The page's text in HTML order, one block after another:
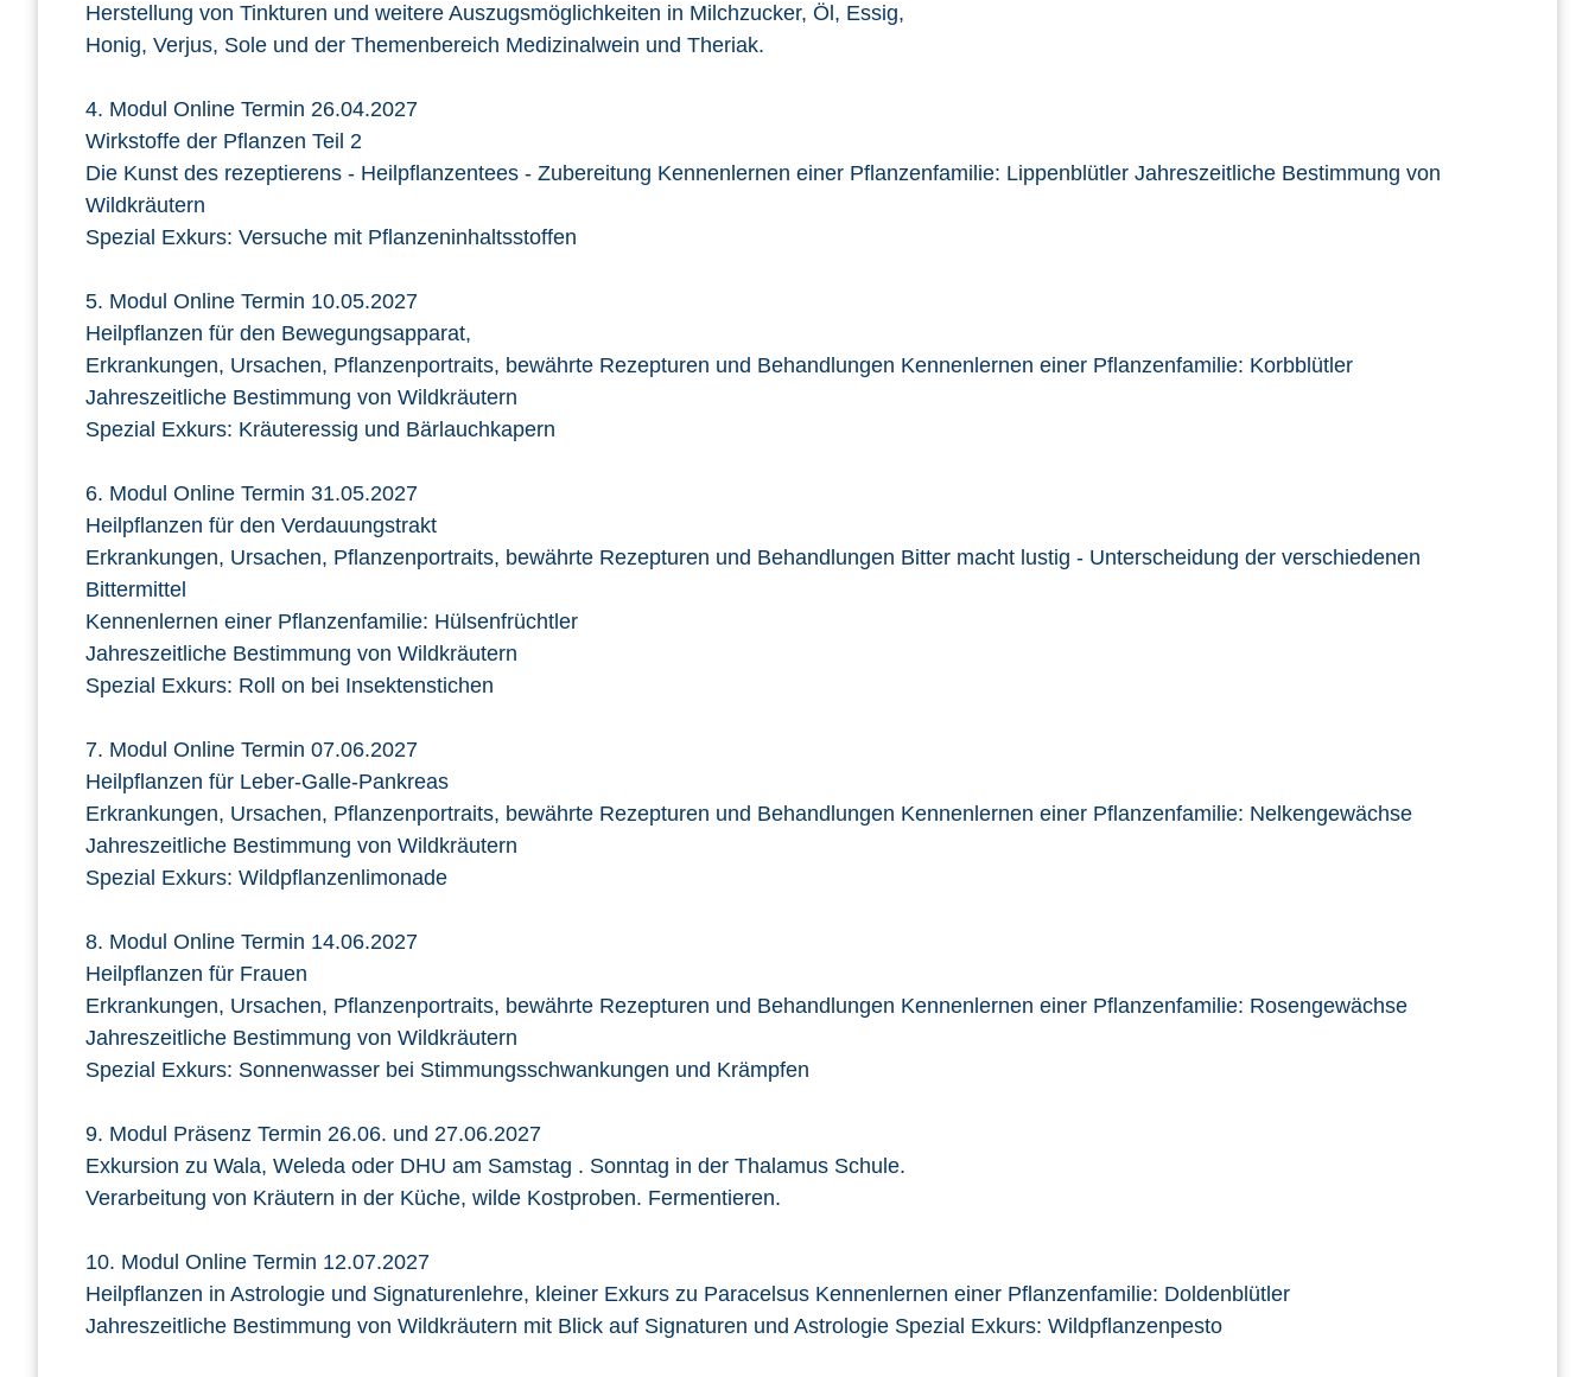
Herstellung von Tinkturen und weitere Auszugsmöglichkeiten in Milchzucker, Öl, Essig,
Honig, Verjus, Sole und der Themenbereich Medizinalwein und Theriak.
4. Modul Online Termin 26.04.2027
Wirkstoffe der Pflanzen Teil 2
Die Kunst des rezeptierens - Heilpflanzentees - Zubereitung Kennenlernen einer Pflanzenfamilie: Lippenblütler Jahreszeitliche Bestimmung von
Wildkräutern
Spezial Exkurs: Versuche mit Pflanzeninhaltsstoffen
5. Modul Online Termin 10.05.2027
Heilpflanzen für den Bewegungsapparat,
Erkrankungen, Ursachen, Pflanzenportraits, bewährte Rezepturen und Behandlungen Kennenlernen einer Pflanzenfamilie: Korbblütler
Jahreszeitliche Bestimmung von Wildkräutern
Spezial Exkurs: Kräuteressig und Bärlauchkapern
6. Modul Online Termin 31.05.2027
Heilpflanzen für den Verdauungstrakt
Erkrankungen, Ursachen, Pflanzenportraits, bewährte Rezepturen und Behandlungen Bitter macht lustig - Unterscheidung der verschiedenen
Bittermittel
Kennenlernen einer Pflanzenfamilie: Hülsenfrüchtler
Jahreszeitliche Bestimmung von Wildkräutern
Spezial Exkurs: Roll on bei Insektenstichen
7. Modul Online Termin 07.06.2027
Heilpflanzen für Leber-Galle-Pankreas
Erkrankungen, Ursachen, Pflanzenportraits, bewährte Rezepturen und Behandlungen Kennenlernen einer Pflanzenfamilie: Nelkengewächse
Jahreszeitliche Bestimmung von Wildkräutern
Spezial Exkurs: Wildpflanzenlimonade
8. Modul Online Termin 14.06.2027
Heilpflanzen für Frauen
Erkrankungen, Ursachen, Pflanzenportraits, bewährte Rezepturen und Behandlungen Kennenlernen einer Pflanzenfamilie: Rosengewächse
Jahreszeitliche Bestimmung von Wildkräutern
Spezial Exkurs: Sonnenwasser bei Stimmungsschwankungen und Krämpfen
9. Modul Präsenz Termin 26.06. und 27.06.2027
Exkursion zu Wala, Weleda oder DHU am Samstag . Sonntag in der Thalamus Schule.
Verarbeitung von Kräutern in der Küche, wilde Kostproben. Fermentieren.
10. Modul Online Termin 12.07.2027
Heilpflanzen in Astrologie und Signaturenlehre, kleiner Exkurs zu Paracelsus Kennenlernen einer Pflanzenfamilie: Doldenblütler
Jahreszeitliche Bestimmung von Wildkräutern mit Blick auf Signaturen und Astrologie Spezial Exkurs: Wildpflanzenpesto